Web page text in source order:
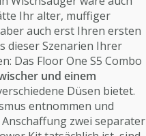
Ihr alter, muffiger
auch erst Ihren ersten
dieser Szenarien Ihrer
Das Floor One S5 Combo
und einem
Düsen bietet.
entnommen und
zwei separater